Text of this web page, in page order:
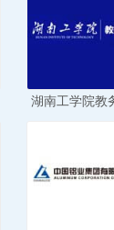
湖南工学院教